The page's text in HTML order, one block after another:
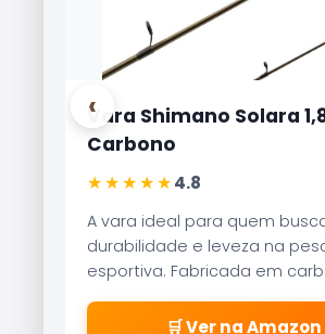
‹
Shimano Solara 1,80m
ideal para quem busca
e leveza na pesca
Fabricada em carbono
oferece sensibilidade
para fisgadas precisas.
🛒 Ver na Amazon